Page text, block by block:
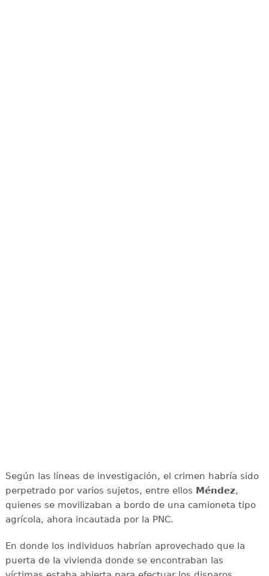
Según las líneas de investigación, el crimen habría sido
perpetrado por varios sujetos, entre ellos Méndez,
quienes se movilizaban a bordo de una camioneta tipo
agrícola, ahora incautada por la PNC.
En donde los individuos habrían aprovechado que la
puerta de la vivienda donde se encontraban las